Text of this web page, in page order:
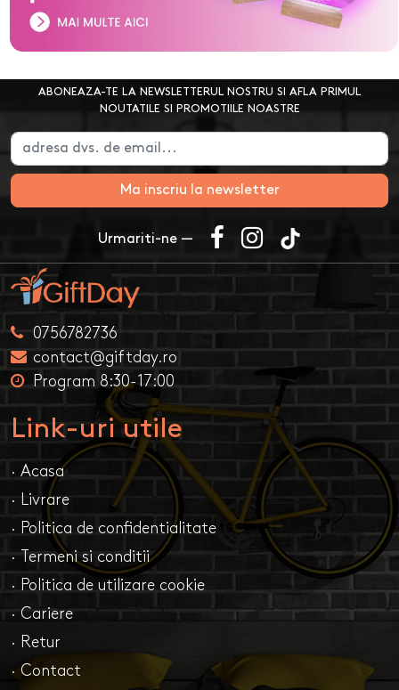
ABONEAZA-TE LA NEWSLETTERUL NOSTRU SI AFLA PRIMUL
NOUTATILE SI PROMOTIILE NOASTRE
Ma inscriu la newsletter
Urmariti-ne —
0756782736
contact@giftday.ro
Program 8:30-17:00
Link-uri utile
· Acasa
· Livrare
· Politica de confidentialitate
· Termeni si conditii
· Politica de utilizare cookie
· Cariere
· Retur
· Contact